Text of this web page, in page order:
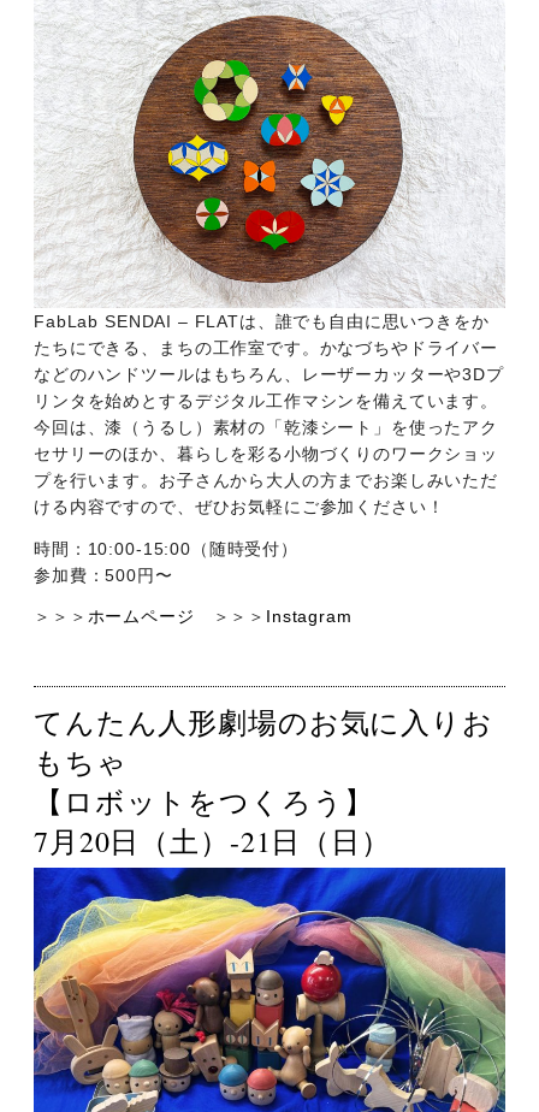
FabLab SENDAI – FLATは、誰でも自由に思いつきをか
たちにできる、まちの工作室です。かなづちやドライバー
などのハンドツールはもちろん、レーザーカッターや3Dプ
リンタを始めとするデジタル工作マシンを備えています。
今回は、漆（うるし）素材の「乾漆シート」を使ったアク
セサリーのほか、暮らしを彩る小物づくりのワークショッ
プを行います。お子さんから大人の方までお楽しみいただ
ける内容ですので、ぜひお気軽にご参加ください！
時間：10:00-15:00（随時受付）
参加費：500円〜
＞＞＞ ホームページ ＞＞＞ Instagram
てんたん人形劇場のお気に入りお
もちゃ
【ロボットをつくろう】
7月20日（土）-21日（日）